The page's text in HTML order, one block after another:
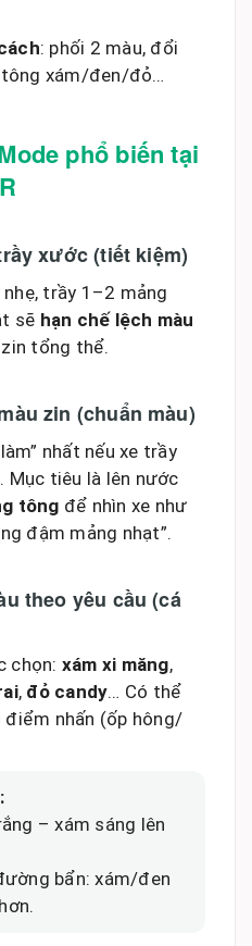
: phối 2 màu, đổi
xám/đen/đỏ…
phổ biến tại
xước (tiết kiệm)
trầy 1–2 mảng
sẽ hạn chế lệch màu
tổng thể.
zin (chuẩn màu)
nhất nếu xe trầy
Mục tiêu là lên nước
tông để nhìn xe như
đậm mảng nhạt”.
theo yêu cầu (cá
chọn: xám xi măng,
, đỏ candy… Có thể
nhấn (ốp hông/
– xám sáng lên
bẩn: xám/đen